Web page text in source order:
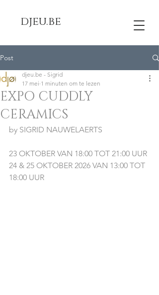
djeu.be
Post
EXPO CUDDLY
CERAMICS
djeu.be - Sigrid
17 mei 1 minuten om te lezen
by SIGRID NAUWELAERTS
23 OKTOBER VAN 18:00 TOT 21:00 UUR
24 & 25 OKTOBER 2026 VAN 13:00 TOT
18:00 UUR